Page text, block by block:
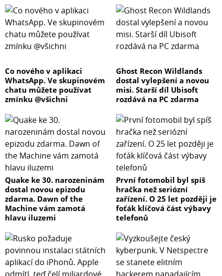
Co nového v aplikaci
WhatsApp. Ve skupinovém
chatu můžete používat
zmínku @všichni
Ghost Recon Wildlands
dostal vylepšení a novou
misi. Starší díl Ubisoft
rozdává na PC zdarma
Quake ke 30. narozeninám
dostal novou epizodu
zdarma. Dawn of the
Machine vám zamotá
hlavu iluzemi
První fotomobil byl spíš
hračka než seriózní
zařízení. O 25 let později je
foťák klíčová část výbavy
telefonů